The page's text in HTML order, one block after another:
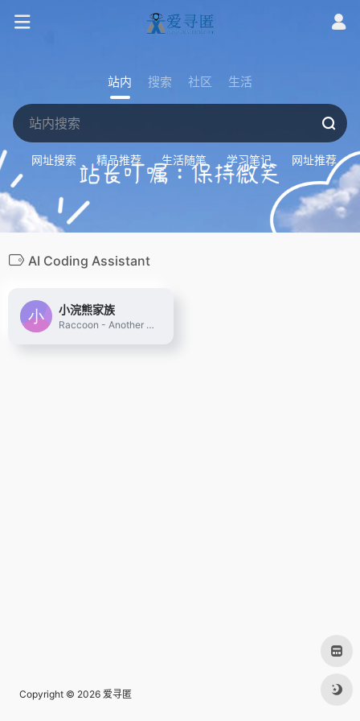
站内 搜索 社区 生活
网址搜索 精品推荐 生活随笔 学习笔记 网址推荐
AI Coding Assistant
小浣熊家族
Raccoon - Another Comprehensive CO-pilOt Navigator ｜ Raccoon是基于商汤自研大语言模型的智能助手，包含代码助手、办公助手，满足用户代码编写、数据分析、编程学习等各类需求。
Copyright © 2026 爱寻匿